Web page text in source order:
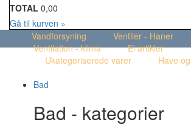
TOTAL 0,00
Gå til kurven »
Vandforsyning
Ventiler - Haner
Ventilation - klima
El artikler
Ukategoriserede varer
Have
Bad
Bad - kategorier